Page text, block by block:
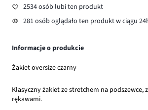
2534 osób lubi ten produkt
281 osób oglądało ten produkt w ciągu
Informacje o produkcie
Żakiet oversize czarny
Klasyczny żakiet ze stretchem na podszewce,
rękawami.